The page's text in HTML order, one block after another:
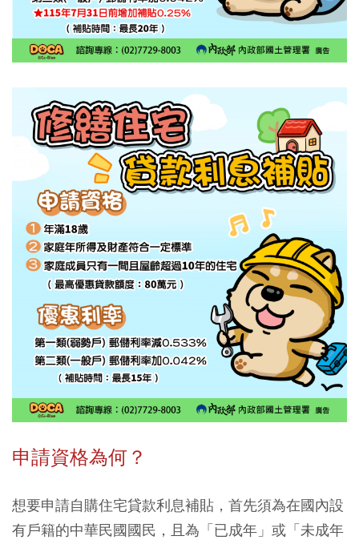
申請資格為何？
想要申請自購住宅貸款利息補貼，首先須為在國內設
有戶籍的中華民國國民，且為「已成年」或「未成年